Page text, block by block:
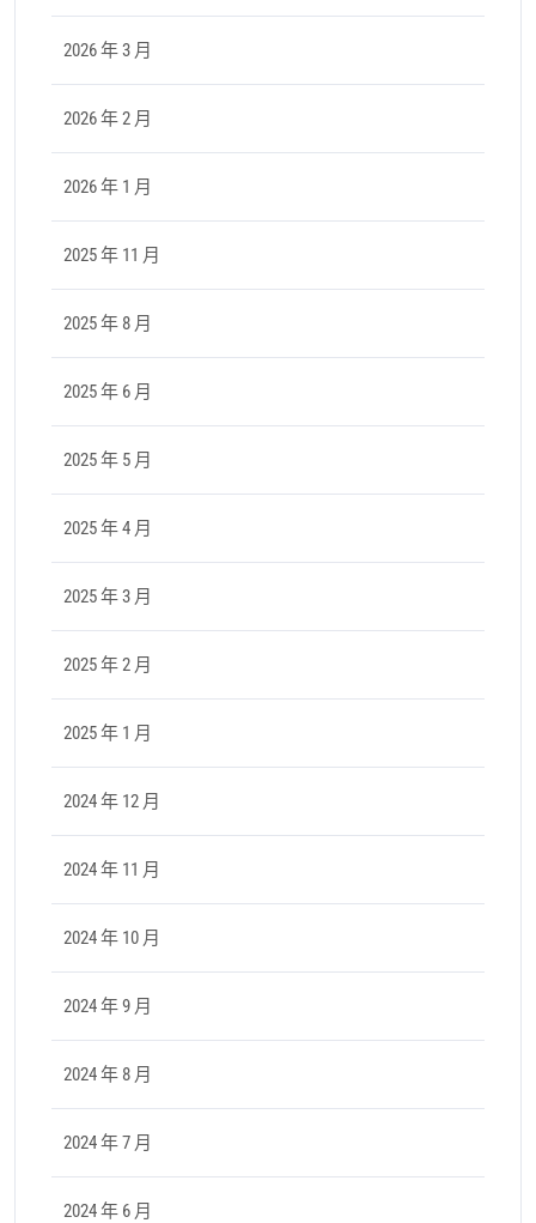
2026 年 3 月
2026 年 2 月
2026 年 1 月
2025 年 11 月
2025 年 8 月
2025 年 6 月
2025 年 5 月
2025 年 4 月
2025 年 3 月
2025 年 2 月
2025 年 1 月
2024 年 12 月
2024 年 11 月
2024 年 10 月
2024 年 9 月
2024 年 8 月
2024 年 7 月
2024 年 6 月